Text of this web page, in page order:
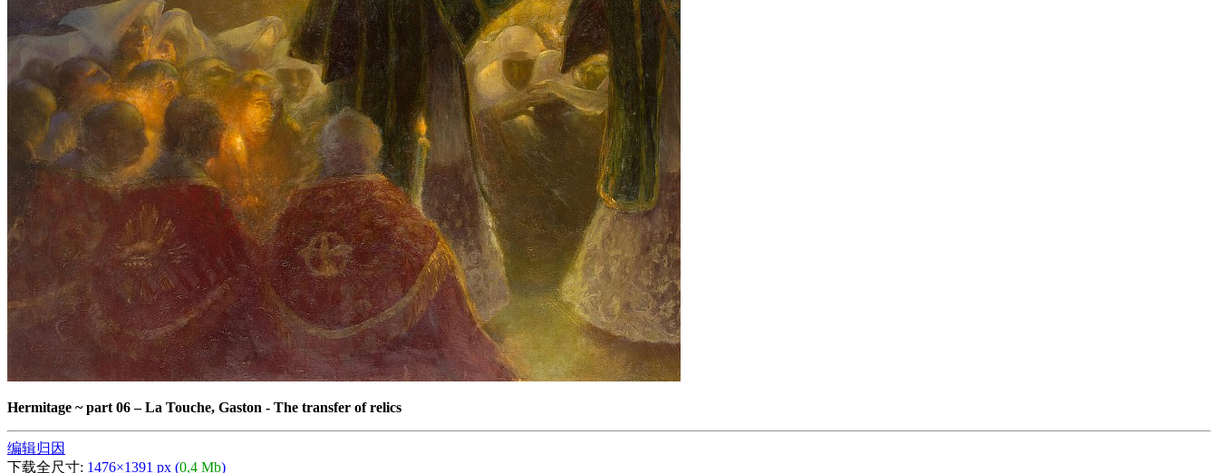
Hermitage ~ part 06–La Touche, Gaston - The transfer of relics
编辑归因
下载全尺寸: 1476×1391 px (0,4 Mb)